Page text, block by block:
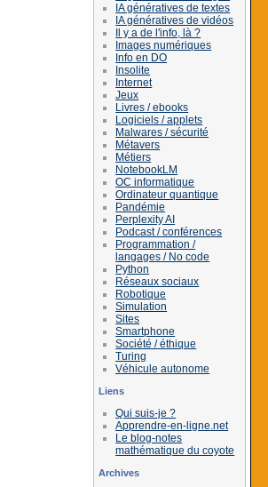
IA génératives de textes
IA génératives de vidéos
Il y a de l'info, là ?
Images numériques
Info en DO
Insolite
Internet
Jeux
Livres / ebooks
Logiciels / applets
Malwares / sécurité
Métavers
Métiers
NotebookLM
OC informatique
Ordinateur quantique
Pandémie
Perplexity AI
Podcast / conférences
Programmation /
langages / No code
Python
Réseaux sociaux
Robotique
Simulation
Sites
Smartphone
Société / éthique
Turing
Véhicule autonome
Liens
Qui suis-je ?
Apprendre-en-ligne.net
Le blog-notes
mathématique du coyote
Archives